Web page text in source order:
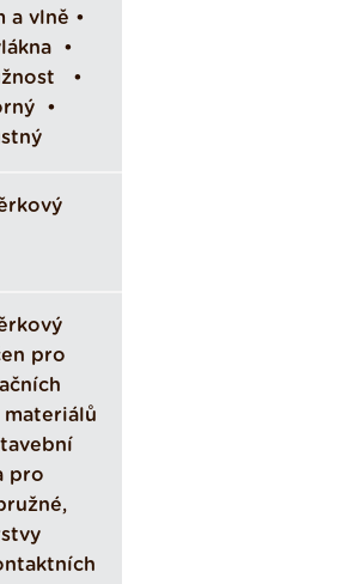
a vlně •
•
•
•
pro
materiálů
pro